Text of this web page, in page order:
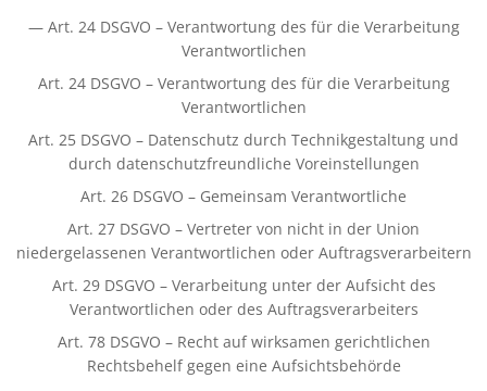
— Art. 24 DSGVO – Verantwortung des für die Verarbeitung
Verantwortlichen
Art. 24 DSGVO – Verantwortung des für die Verarbeitung
Verantwortlichen
Art. 25 DSGVO – Datenschutz durch Technikgestaltung und
durch datenschutzfreundliche Voreinstellungen
Art. 26 DSGVO – Gemeinsam Verantwortliche
Art. 27 DSGVO – Vertreter von nicht in der Union
niedergelassenen Verantwortlichen oder Auftragsverarbeitern
Art. 29 DSGVO – Verarbeitung unter der Aufsicht des
Verantwortlichen oder des Auftragsverarbeiters
Art. 78 DSGVO – Recht auf wirksamen gerichtlichen
Rechtsbehelf gegen eine Aufsichtsbehörde